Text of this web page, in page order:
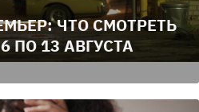
ЧТО СМОТРЕТЬ
ПО 13 АВГУСТА